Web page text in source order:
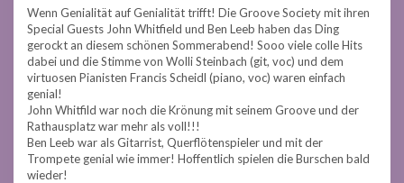
Wenn Genialität auf Genialität trifft! Die Groove Society mit ihren
Special Guests John Whitfield und Ben Leeb haben das Ding
gerockt an diesem schönen Sommerabend! Sooo viele colle Hits
dabei und die Stimme von Wolli Steinbach (git, voc) und dem
virtuosen Pianisten Francis Scheidl (piano, voc) waren einfach
genial!
John Whitfild war noch die Krönung mit seinem Groove und der
Rathausplatz war mehr als voll!!!
Ben Leeb war als Gitarrist, Querflötenspieler und mit der
Trompete genial wie immer! Hoffentlich spielen die Burschen bald
wieder!